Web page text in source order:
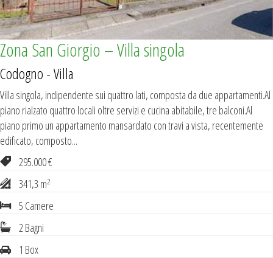
Zona San Giorgio – Villa singola
Codogno - Villa
Villa singola, indipendente sui quattro lati, composta da due appartamenti.Al
piano rialzato quattro locali oltre servizi e cucina abitabile, tre balconi.Al
piano primo un appartamento mansardato con travi a vista, recentemente
edificato, composto...
295.000 €
341,3 m2
5 Camere
2 Bagni
1 Box